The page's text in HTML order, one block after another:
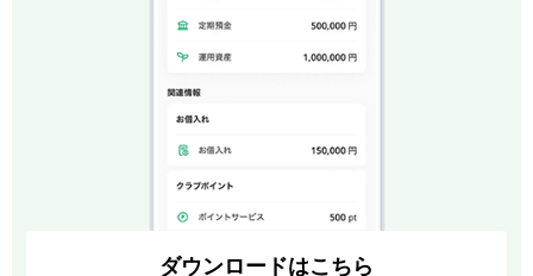
ダウンロードはこちら